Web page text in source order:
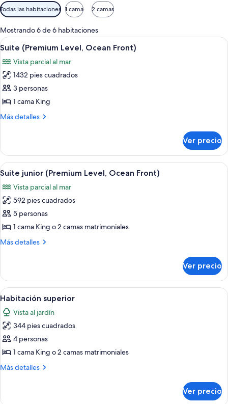
Filtros
disponibles
para
las
habitaciones
Todas las habitaciones 1 cama 2 camas
Mostrando 6 de 6 habitaciones
Abrir
todas
las
fotos
de
Suite
(Premium
Front)
Una habitación de hotel con una
11
Suite (Premium Level, Ocean Front)
Vista parcial al mar
1432 pies cuadrados
3 personas
1 cama King
Más detalles
Más
(Premium
Level,
Ocean
Ver precio
Abrir
todas
las
fotos
de
Suite
junior
Ocean
Front)
Habitación de hotel con dos camas,
7
Suite junior (Premium Level, Ocean Front)
Vista parcial al mar
592 pies cuadrados
5 personas
1 cama King o 2 camas matrimoniales
Más detalles
Más
junior
(Premium
Level,
Ocean
Front)
Ver precio
Abrir
todas
las
fotos
de
Habitación
superior
Habitación de hotel con dos camas,
5
Habitación superior
Vista al jardín
344 pies cuadrados
4 personas
1 cama King o 2 camas matrimoniales
Más detalles
Más
Ver precio